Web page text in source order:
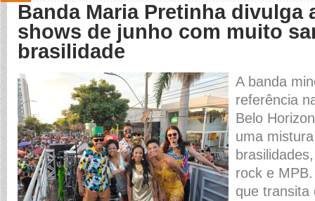
Banda Maria Pretinha divulga
shows de junho com muito
brasilidade
A banda
referência
Belo
uma
rock e
que transita